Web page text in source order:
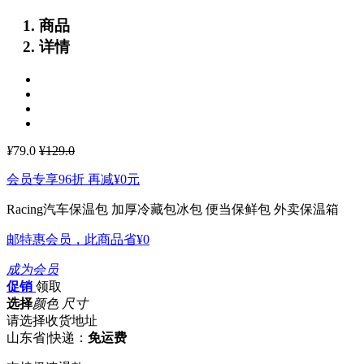
商品
详情
¥79.0 ¥129.0
会员专享96折 再减¥0元
Racing汽车保温包 加厚冷藏包冰包 便当保鲜包 外卖保温箱
邮特惠会员，此商品省¥0
成为会员
促销 领取
选择颜色 尺寸
请选择收货地址
山东省|快递： 免运费